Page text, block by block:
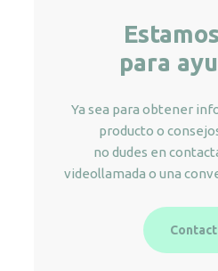
para
Ya sea para obtener
producto o
no dudes en
videollamada o una